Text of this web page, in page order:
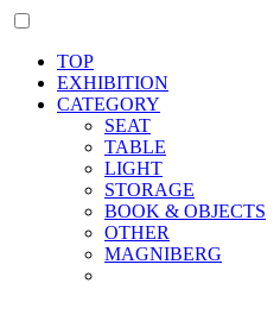
TOP
EXHIBITION
CATEGORY
SEAT
TABLE
LIGHT
STORAGE
BOOK & OBJECTS
OTHER
MAGNIBERG